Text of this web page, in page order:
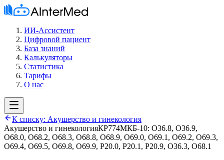
ИИ-Ассистент
Цифровой пациент
База знаний
Калькуляторы
Статистика
Тарифы
О нас
К списку: Акушерство и гинекология
Акушерство и гинекологияКР774МКБ-10: O36.8, O36.9,
O68.0, O68.2, O68.3, O68.8, O68.9, O69.0, O69.1, O69.2, O69.3,
O69.4, O69.5, O69.8, O69.9, P20.0, P20.1, P20.9, O36.3, O68.1